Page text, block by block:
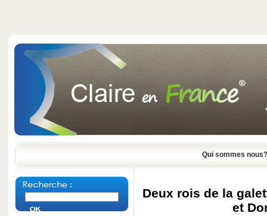
Qui sommes nous?
Deux rois de la
et